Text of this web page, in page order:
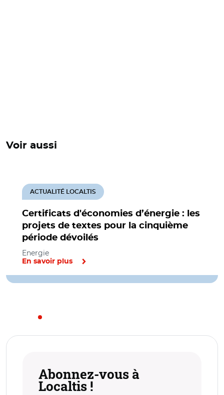
Voir aussi
Certificats d'économies d’énergie : les
projets de textes pour la cinquième
période dévoilés
ACTUALITÉ LOCALTIS
Energie
En savoir plus
Abonnez-vous à
Localtis !